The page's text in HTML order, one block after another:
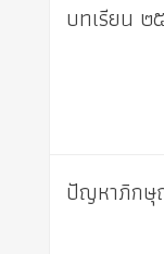
บทเรียน ๒
ปัญหาภิกษุ